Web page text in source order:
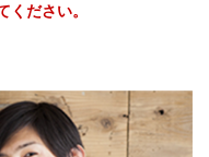
ださい。